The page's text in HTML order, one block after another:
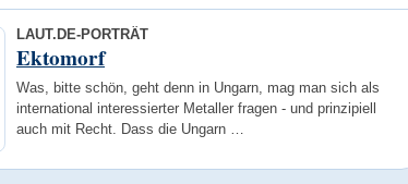
LAUT.DE-PORTRÄT
Ektomorf
Was, bitte schön, geht denn in Ungarn, mag man sich als
international interessierter Metaller fragen - und prinzipiell
auch mit Recht. Dass die Ungarn …